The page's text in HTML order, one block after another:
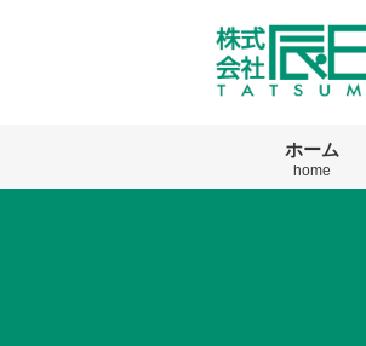
ホーム
home